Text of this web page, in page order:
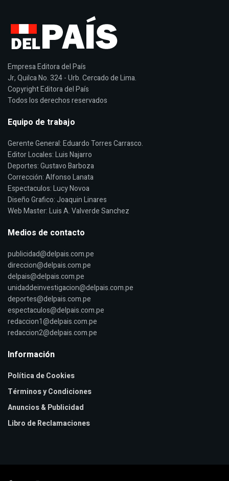
Empresa Editora del País
Jr, Quilca No. 324 - Urb. Cercado de Lima.
Copyright Editora del País
Todos los derechos reservados
Equipo de trabajo
Gerente General: Eduardo Torres Carrasco.
Editor Locales: Luis Najarro
Deportes: Gustavo Barboza
Corrección: Alfonso Lanata
Espectaculos: Lucy Novoa
Diseño Grafico: Joaquin Linares
Web Master: Luis A. Valverde Sanchez
Medios de contacto
publicidad@delpais.com.pe
direccion@delpais.com.pe
delpais@delpais.com.pe
unidaddeinvestigacion@delpais.com.pe
deportes@delpais.com.pe
espectaculos@delpais.com.pe
redaccion1@delpais.com.pe
redaccion2@delpais.com.pe
Información
Política de Cookies
Términos y Condiciones
Anuncios & Publicidad
Libro de Reclamaciones